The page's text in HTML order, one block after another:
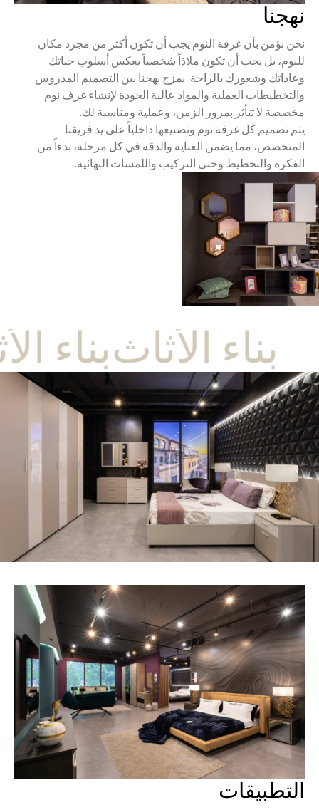
نهجنا
نحن نؤمن بأن غرفة النوم يجب أن تكون أكثر من مجرد مكان
للنوم، بل يجب أن تكون ملاذاً شخصياً يعكس أسلوب حياتك
وعاداتك وشعورك بالراحة. يمزج نهجنا بين التصميم المدروس
والتخطيطات العملية والمواد عالية الجودة لإنشاء غرف نوم
مخصصة لا تتأثر بمرور الزمن، وعملية ومناسبة لك.
يتم تصميم كل غرفة نوم وتصنيعها داخلياً على يد فريقنا
المتخصص، مما يضمن العناية والدقة في كل مرحلة، بدءاً من
الفكرة والتخطيط وحتى التركيب واللمسات النهائية.
بناء الأثاثبناء
التطبيقات